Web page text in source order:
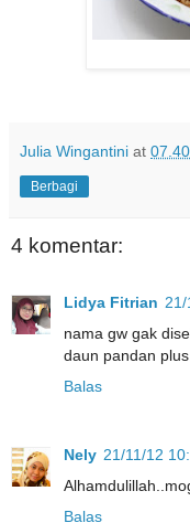
Julia Wingantini at 07.40
Berbagi
4 komentar:
Lidya Fitrian
nama gw gak
daun pandan
Balas
Nely 21/11/12
Balas